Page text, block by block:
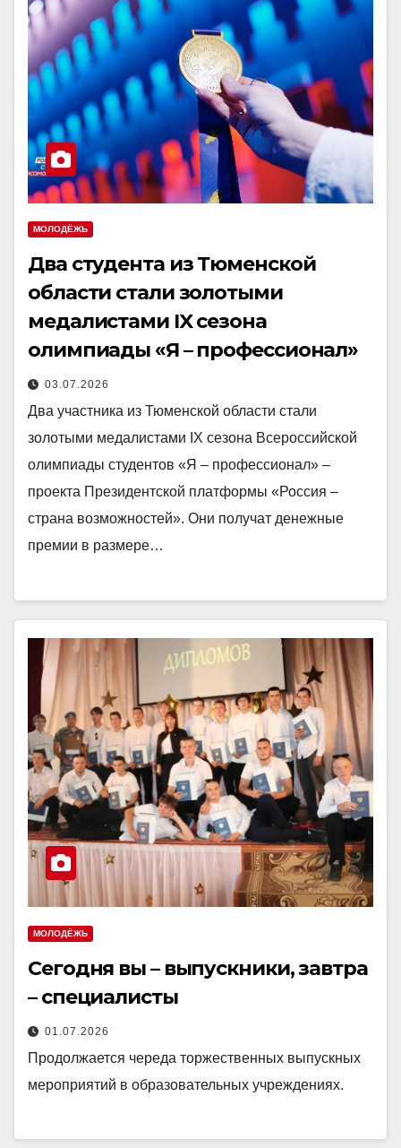
МОЛОДЁЖЬ
Два студента из Тюменской
области стали золотыми
медалистами IX сезона
олимпиады «Я – профессионал»
03.07.2026
Два участника из Тюменской области стали
золотыми медалистами IX сезона Всероссийской
олимпиады студентов «Я – профессионал» –
проекта Президентской платформы «Россия –
страна возможностей». Они получат денежные
премии в размере…
МОЛОДЁЖЬ
Сегодня вы – выпускники, завтра
– специалисты
01.07.2026
Продолжается череда торжественных выпускных
мероприятий в образовательных учреждениях.